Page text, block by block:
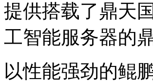
提供搭载了鼎天
工智能服务器的
以性能强劲的鲲